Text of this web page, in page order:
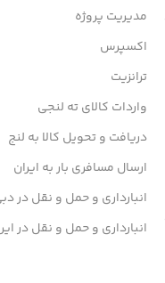
مدیریت پروژه
اکسپرس
ترانزیت
واردات کالای ته لنجی
دریافت و تحویل کالا به لنج
ارسال مسافری بار به ایران
انبارداری و حمل و نقل در
انبارداری و حمل و نقل در